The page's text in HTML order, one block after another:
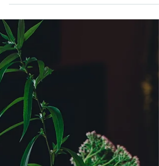
cuidadosamente diseñado en el corazón de la
Sierra de Tramuntana. Es el lugar ideal para
cenas de empresa, celebraciones familiares,
bodas íntimas, talleres de día completo,
sesiones creativas y retiros de equipo. Un
Espacio Único en el Centro de Deià Situada
en la planta superior de nuestro restaurante,
sala